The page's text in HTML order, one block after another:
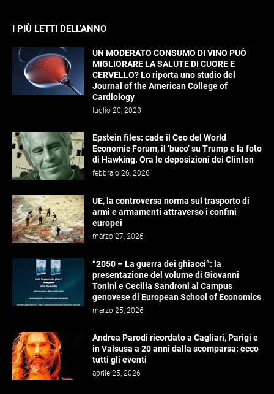
I PIÙ LETTI DELL’ANNO
UN MODERATO CONSUMO DI VINO PUÒ
MIGLIORARE LA SALUTE DI CUORE E
CERVELLO? Lo riporta uno studio del
Journal of the American College of
Cardiology
luglio 20, 2023
Epstein files: cade il Ceo del World
Economic Forum, il ‘buco’ su Trump e la foto
di Hawking. Ora le deposizioni dei Clinton
febbraio 26, 2026
UE, la controversa norma sul trasporto di
armi e armamenti attraverso i confini
europei
marzo 27, 2026
“2050 – La guerra dei ghiacci”: la
presentazione del volume di Giovanni
Tonini e Cecilia Sandroni al Campus
genovese di European School of Economics
marzo 25, 2026
Andrea Parodi ricordato a Cagliari, Parigi e
in Valsusa a 20 anni dalla scomparsa: ecco
tutti gli eventi
aprile 25, 2026